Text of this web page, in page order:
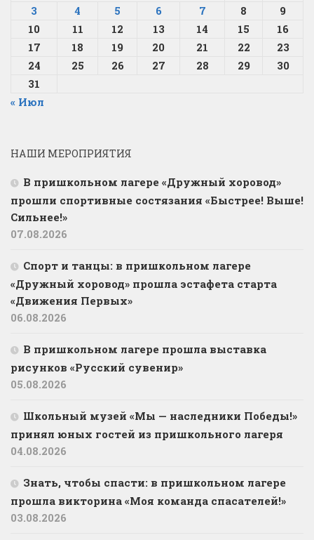
3
4 5 6 7 8
9
10
11 12 13 14 15
16
17
18 19 20 21 22
23
24
25 26 27 28 29
30
31
« Июл
НАШИ МЕРОПРИЯТИЯ
В пришкольном лагере «Дружный хоровод»
прошли спортивные состязания «Быстрее! Выше!
Сильнее!»
07.08.2026
Спорт и танцы: в пришкольном лагере
«Дружный хоровод» прошла эстафета старта
«Движения Первых»
06.08.2026
В пришкольном лагере прошла выставка
рисунков «Русский сувенир»
05.08.2026
Школьный музей «Мы — наследники Победы!»
принял юных гостей из пришкольного лагеря
04.08.2026
Знать, чтобы спасти: в пришкольном лагере
прошла викторина «Моя команда спасателей!»
03.08.2026